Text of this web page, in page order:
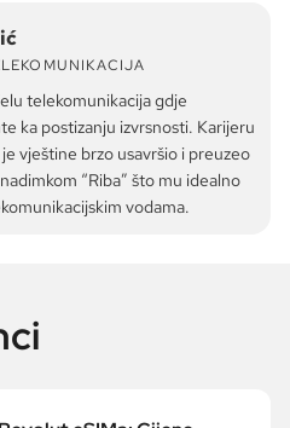
telekomunikacija gdje
ka postizanju izvrsnosti. Karijeru
vještine brzo usavršio i preuzeo
“Riba” što mu idealno
vodama.